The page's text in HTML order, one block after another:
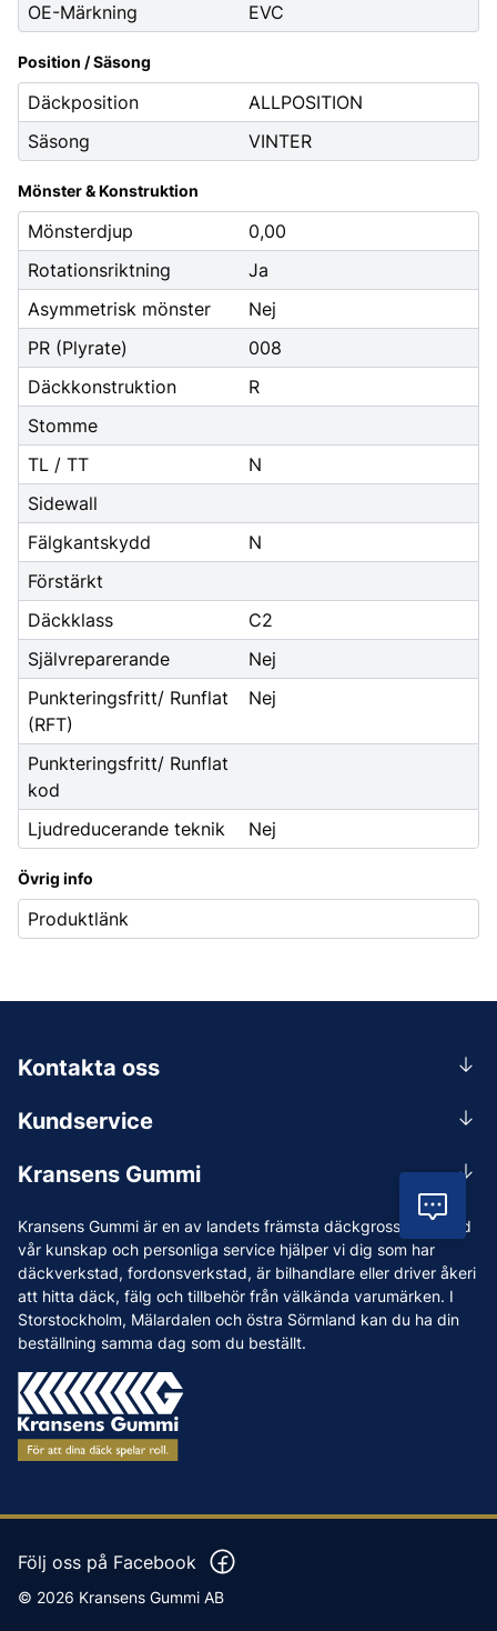
OE-Märkning EVC
Position / Säsong
Däckposition
ALLPOSITION
Säsong
VINTER
Mönster & Konstruktion
Mönsterdjup
0,00
Rotationsriktning
Ja
Asymmetrisk mönster
Nej
PR (Plyrate)
008
Däckkonstruktion
R
Stomme
TL / TT
N
Sidewall
Fälgkantskydd
N
Förstärkt
Däckklass
C2
Självreparerande
Nej
Punkteringsfritt/ Runflat
(RFT)
Nej
Punkteringsfritt/ Runflat
kod
Ljudreducerande teknik
Nej
Övrig info
Produktlänk
Kransens Gummi är en av landets främsta däckgrossister. Med
vår kunskap och personliga service hjälper vi dig som har
däckverkstad, fordonsverkstad, är bilhandlare eller driver åkeri
att hitta däck, fälg och tillbehör från välkända varumärken. I
Storstockholm, Mälardalen och östra Sörmland kan du ha din
beställning samma dag som du beställt.
Kundservice
Leverans
Reklamation & återköp
Betalning & faktura
Köpvillkor
Vanliga frågor och svar
Kransens Gummi
Vi som jobbar på Kransens Gummi
Jobba hos oss
Nyheter
Tips & Råd
Varumärken
Våra Verkstäder
Press
Kontakta oss
0156-409 00
Mån-Tors 07.30-16:30, Fre 07.30-15.00.
Lunchstängt 12:00-12:30
Följ oss på Facebook
© 2026 Kransens Gummi AB